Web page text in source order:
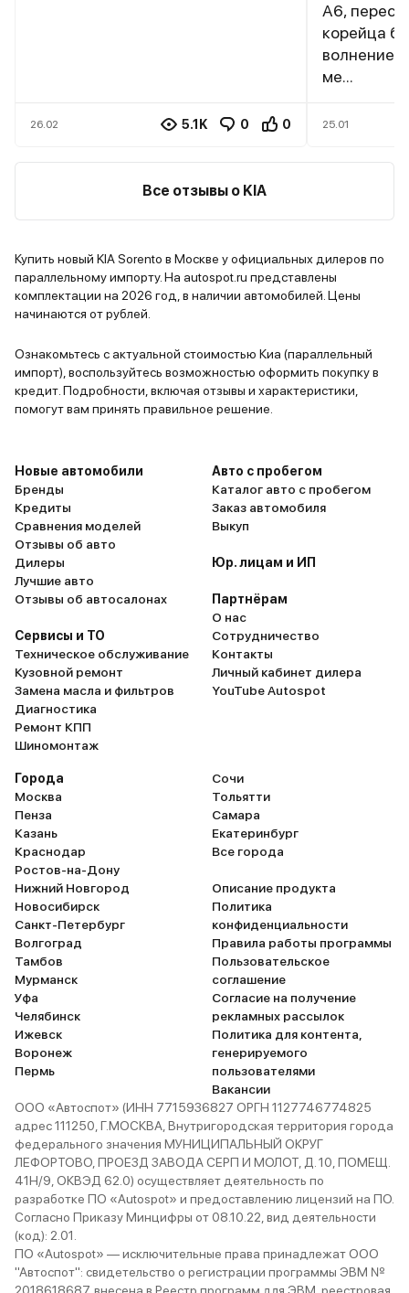
26.02 5.1K 0 0
А6, пересаживаясь с немцев на
корейца
волнение
ме...
25.01
Все отзывы о KIA
Купить новый KIA Sorento в Москве у официальных дилеров по
параллельному импорту. На autospot.ru представлены
комплектации на 2026 год, в наличии автомобилей. Цены
начинаются от рублей.
Ознакомьтесь с актуальной стоимостью Киа (параллельный
импорт), воспользуйтесь возможностью оформить покупку в
кредит. Подробности, включая отзывы и характеристики,
помогут вам принять правильное решение.
Новые автомобили
Бренды
Кредиты
Сравнения моделей
Отзывы об авто
Дилеры
Лучшие авто
Отзывы об автосалонах
Сервисы и ТО
Техническое обслуживание
Кузовной ремонт
Замена масла и фильтров
Диагностика
Ремонт КПП
Шиномонтаж
Авто с пробегом
Каталог авто с пробегом
Заказ автомобиля
Выкуп
Юр. лицам и ИП
Партнёрам
О нас
Сотрудничество
Контакты
Личный кабинет дилера
YouTube Autospot
Города
Москва
Пенза
Казань
Краснодар
Ростов-на-Дону
Нижний Новгород
Новосибирск
Санкт-Петербург
Волгоград
Тамбов
Мурманск
Уфа
Челябинск
Ижевск
Воронеж
Пермь
Сочи
Тольятти
Самара
Екатеринбург
Все города
Описание продукта
Политика
конфиденциальности
Правила работы программы
Пользовательское
соглашение
Согласие на получение
рекламных рассылок
Политика для контента,
генерируемого
пользователями
Вакансии
ООО «Автоспот» (ИНН 7715936827 ОРГН 1127746774825
адрес 111250, Г.МОСКВА, Внутригородская территория города
федерального значения МУНИЦИПАЛЬНЫЙ ОКРУГ
ЛЕФОРТОВО, ПРОЕЗД ЗАВОДА СЕРП И МОЛОТ, Д. 10, ПОМЕЩ.
41Н/9, ОКВЭД 62.0) осуществляет деятельность по
разработке ПО «Autospot» и предоставлению лицензий на ПО.
Согласно Приказу Минцифры от 08.10.22, вид деятельности
(код): 2.01.
ПО «Autospot» — исключительные права принадлежат ООО
"Автоспот": свидетельство о регистрации программы ЭВМ №